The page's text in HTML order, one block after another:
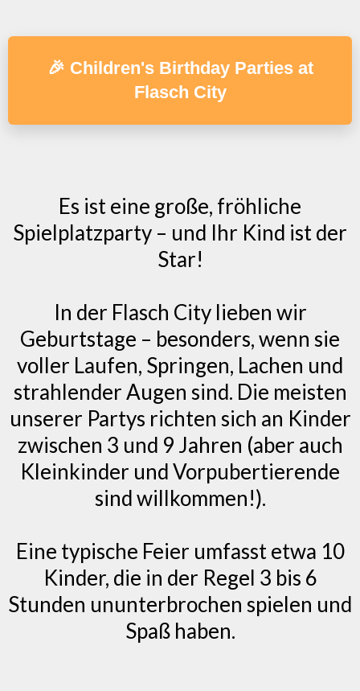
🎉 Children's Birthday Parties at
Flasch City
Es ist eine große, fröhliche
Spielplatzparty – und Ihr Kind ist der
Star!
In der Flasch City lieben wir
Geburtstage – besonders, wenn sie
voller Laufen, Springen, Lachen und
strahlender Augen sind. Die meisten
unserer Partys richten sich an Kinder
zwischen 3 und 9 Jahren (aber auch
Kleinkinder und Vorpubertierende
sind willkommen!).
Eine typische Feier umfasst etwa 10
Kinder, die in der Regel 3 bis 6
Stunden ununterbrochen spielen und
Spaß haben.